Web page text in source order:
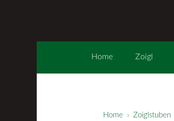
Home Zoigl
Home › Zoiglstuben